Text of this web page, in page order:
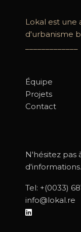
Lokal est une
d'urbanisme
Équipe
Projets
Contact
N'hésitez pas
d'informations.
Tel: +(0033)
info@lokal.re